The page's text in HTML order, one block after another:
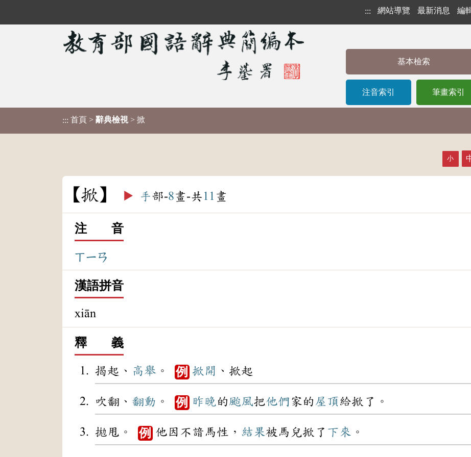
::: 網站導覽 最新消息 編
基本檢索
注音索引 筆畫索引
::: 首頁 > 辭典檢視 > 掀
小
掀 ▶️ 手部-8畫-共 11 畫
注 音
ㄒㄧㄢ
漢語拼音
xiān
釋 義
揭起、 高舉 。 例 掀開 、掀起
吹翻、 翻動 。 例 昨晚 的颱風把他們 家的 屋頂 給掀了。
拋甩。 例 他因不諳馬性， 結果被馬兒掀了 下來 。